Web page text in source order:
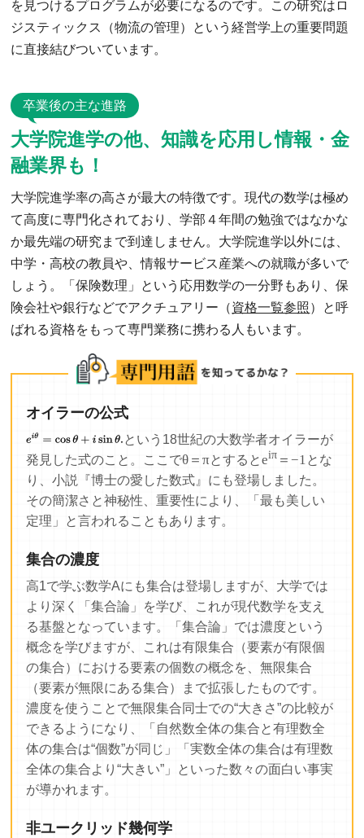
を見つけるプログラムが必要になるのです。この研究はロ
ジスティックス（物流の管理）という経営学上の重要問題
に直接結びついています。
卒業後の主な進路
大学院進学の他、知識を応用し情報・金
融業界も！
大学院進学率の高さが最大の特徴です。現代の数学は極め
て高度に専門化されており、学部４年間の勉強ではなかな
か最先端の研究まで到達しません。大学院進学以外には、
中学・高校の教員や、情報サービス産業への就職が多いで
しょう。「保険数理」という応用数学の一分野もあり、保
険会社や銀行などでアクチュアリー（資格一覧参照）と呼
ばれる資格をもって専門業務に携わる人もいます。
オイラーの公式
という18世紀の大数学者オイラーが
発見した式のこと。ここでθ＝πとするとeiπ ＝−1とな
り、小説『博士の愛した数式』にも登場しました。
その簡潔さと神秘性、重要性により、「最も美しい
定理」と言われることもあります。
集合の濃度
高1で学ぶ数学Aにも集合は登場しますが、大学では
より深く「集合論」を学び、これが現代数学を支え
る基盤となっています。「集合論」では濃度という
概念を学びますが、これは有限集合（要素が有限個
の集合）における要素の個数の概念を、無限集合
（要素が無限にある集合）まで拡張したものです。
濃度を使うことで無限集合同士での“大きさ”の比較が
できるようになり、「自然数全体の集合と有理数全
体の集合は“個数”が同じ」「実数全体の集合は有理数
全体の集合より“大きい”」といった数々の面白い事実
が導かれます。
非ユークリッド幾何学